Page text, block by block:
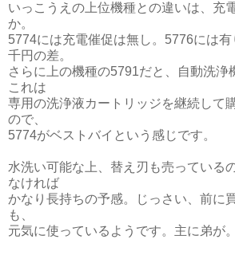
いっこうえの上位機種との違いは、充
か。
5774には充電催促は無し。5776には
千円の差。
さらに上の機種の5791だと、自動洗浄
これは
専用の洗浄液カートリッジを継続して
ので、
5774がベストバイという感じです。
水洗い可能な上、替え刃も売っている
なければ
かなり長持ちの予感。じっさい、前に
も、
元気に使っているようです。主に弟が